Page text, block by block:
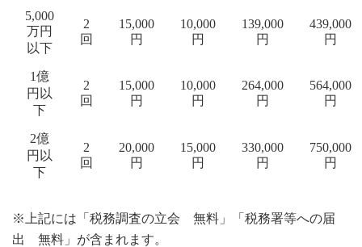
5,000
万円
以下
2
回
15,000
円
10,000
円
139,000
円
439,000
円
1億
円以
下
2
回
15,000
円
10,000
円
264,000
円
564,000
円
2億
円以
下
2
回
20,000
円
15,000
円
330,000
円
750,000
円
※上記には「税務調査の立会 無料」「税務署等への届
出 無料」が含まれます。